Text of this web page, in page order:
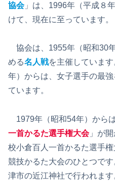
協会」は、1996年（平成８
けて、現在に至っています。
協会は、1955年（昭和30
める名人戦を主催していま
年）からは、女子選手の最強
ています。
1979年（昭和54年）からは
一首かるた選手権大会」が
校小倉百人一首かるた選手
競技かるた大会のひとつで
津市の近江神社で行われます